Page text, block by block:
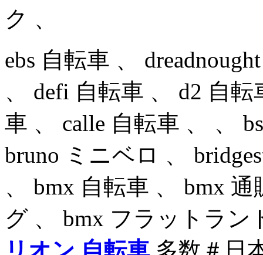
ク 、
ebs 自転車 、
、 defi 自転車 、 d2 自転
車 、 calle 自転車 、 、
bruno ミニベロ 、
、 bmx 自転車 、 bmx
グ 、 bmx フラットラ
リオン 自転車 多数＃日